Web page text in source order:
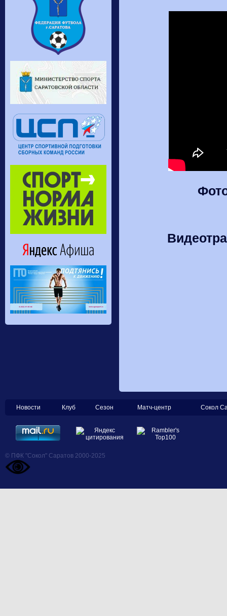
Новости Клуб Сезон Матч-центр Сокол
© ПФК "Сокол" Саратов 2000-2025